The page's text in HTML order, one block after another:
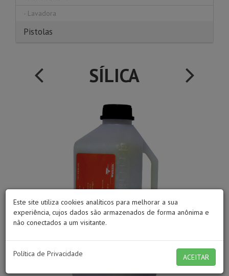
- Lavadora
Pistolas
SÍLICA
Este site utiliza cookies analíticos para melhorar a sua
experiência, cujos dados são armazenados de forma anônima e
não conectados a um visitante.
Política de Privacidade ACEITAR